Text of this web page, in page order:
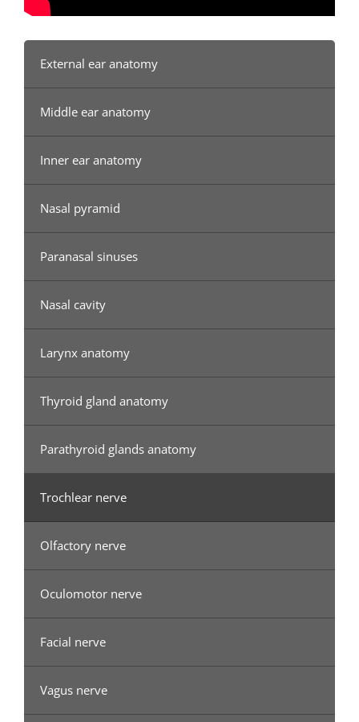
External ear anatomy
Middle ear anatomy
Inner ear anatomy
Nasal pyramid
Paranasal sinuses
Nasal cavity
Larynx anatomy
Thyroid gland anatomy
Parathyroid glands anatomy
Trochlear nerve
Olfactory nerve
Oculomotor nerve
Facial nerve
Vagus nerve